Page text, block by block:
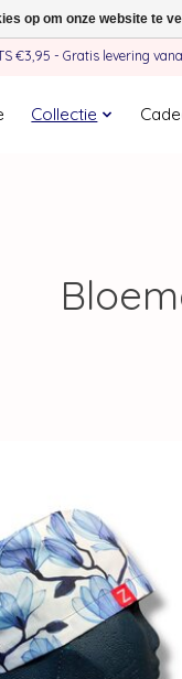
€3,95 - Gratis levering
Collectie
op om onze website te